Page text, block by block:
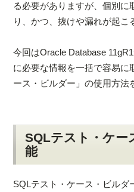
る必要がありますが、個別に
り、かつ、抜けや漏れが起こ
今回はOracle Database
に必要な情報を一括で容易に
ース・ビルダー」の使用方法
SQLテスト・ケー
能
SQLテスト・ケース・ビルダ